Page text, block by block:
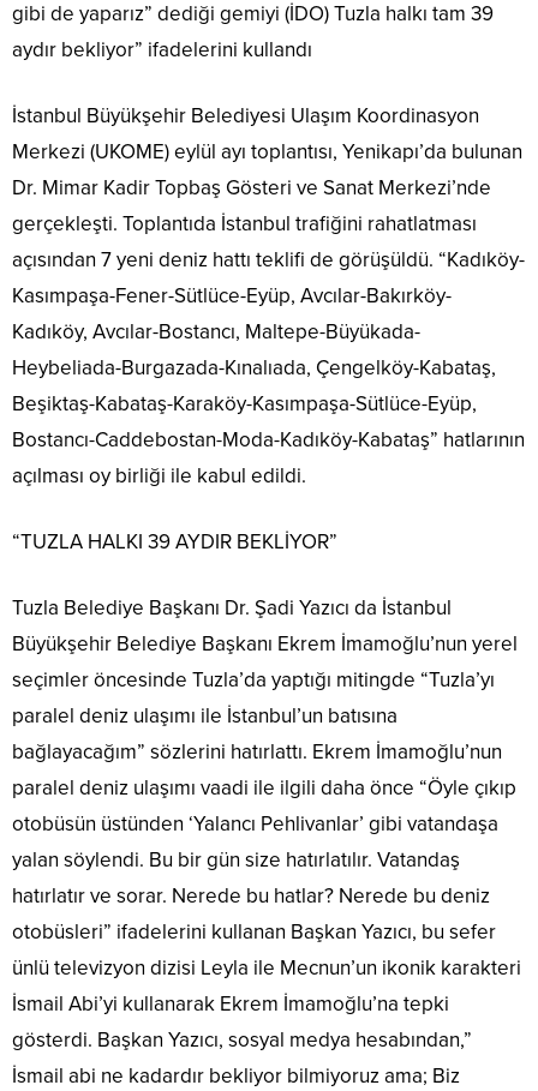
gibi de yaparız” dediği gemiyi (İDO) Tuzla halkı tam 39
aydır bekliyor” ifadelerini kullandı
İstanbul Büyükşehir Belediyesi Ulaşım Koordinasyon
Merkezi (UKOME) eylül ayı toplantısı, Yenikapı’da bulunan
Dr. Mimar Kadir Topbaş Gösteri ve Sanat Merkezi’nde
gerçekleşti. Toplantıda İstanbul trafiğini rahatlatması
açısından 7 yeni deniz hattı teklifi de görüşüldü. “Kadıköy-
Kasımpaşa-Fener-Sütlüce-Eyüp, Avcılar-Bakırköy-
Kadıköy, Avcılar-Bostancı, Maltepe-Büyükada-
Heybeliada-Burgazada-Kınalıada, Çengelköy-Kabataş,
Beşiktaş-Kabataş-Karaköy-Kasımpaşa-Sütlüce-Eyüp,
Bostancı-Caddebostan-Moda-Kadıköy-Kabataş” hatlarının
açılması oy birliği ile kabul edildi.
“TUZLA HALKI 39 AYDIR BEKLİYOR”
Tuzla Belediye Başkanı Dr. Şadi Yazıcı da İstanbul
Büyükşehir Belediye Başkanı Ekrem İmamoğlu’nun yerel
seçimler öncesinde Tuzla’da yaptığı mitingde “Tuzla’yı
paralel deniz ulaşımı ile İstanbul’un batısına
bağlayacağım” sözlerini hatırlattı. Ekrem İmamoğlu’nun
paralel deniz ulaşımı vaadi ile ilgili daha önce “Öyle çıkıp
otobüsün üstünden ‘Yalancı Pehlivanlar’ gibi vatandaşa
yalan söylendi. Bu bir gün size hatırlatılır. Vatandaş
hatırlatır ve sorar. Nerede bu hatlar? Nerede bu deniz
otobüsleri” ifadelerini kullanan Başkan Yazıcı, bu sefer
ünlü televizyon dizisi Leyla ile Mecnun’un ikonik karakteri
İsmail Abi’yi kullanarak Ekrem İmamoğlu’na tepki
gösterdi. Başkan Yazıcı, sosyal medya hesabından,”
İsmail abi ne kadardır bekliyor bilmiyoruz ama; Biz